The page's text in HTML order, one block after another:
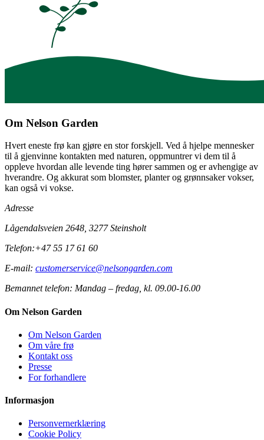
Om Nelson Garden
Hvert eneste frø kan gjøre en stor forskjell. Ved å hjelpe mennesker
til å gjenvinne kontakten med naturen, oppmuntrer vi dem til å
oppleve hvordan alle levende ting hører sammen og er avhengige av
hverandre. Og akkurat som blomster, planter og grønnsaker vokser,
kan også vi vokse.
Adresse
Lågendalsveien 2648, 3277 Steinsholt
Telefon:+47 55 17 61 60
E-mail: customerservice@nelsongarden.com
Bemannet telefon: Mandag – fredag, kl. 09.00-16.00
Om Nelson Garden
Om Nelson Garden
Om våre frø
Kontakt oss
Presse
For forhandlere
Informasjon
Personvernerklæring
Cookie Policy